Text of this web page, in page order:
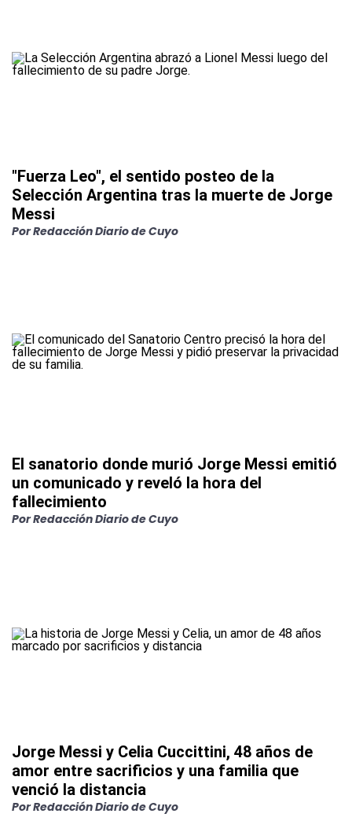
"Fuerza Leo", el sentido posteo de la
Selección Argentina tras la muerte de Jorge
Messi
PorRedacción Diario de Cuyo
El sanatorio donde murió Jorge Messi emitió
un comunicado y reveló la hora del
fallecimiento
PorRedacción Diario de Cuyo
Jorge Messi y Celia Cuccittini, 48 años de
amor entre sacrificios y una familia que
venció la distancia
PorRedacción Diario de Cuyo